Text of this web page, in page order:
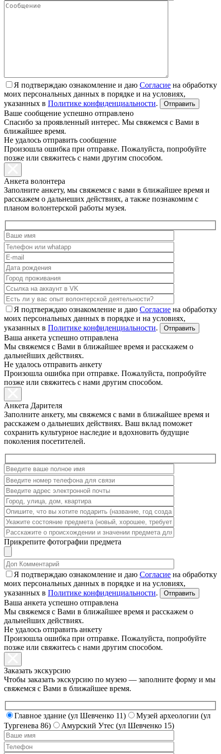
Я подтверждаю ознакомление и даю Согласие на обработку
моих персональных данных в порядке и на условиях,
указанных в Политике конфиденциальности.
Ваше сообщение успешно отправлено
Спасибо за проявленный интерес. Мы свяжемся с Вами в
ближайшее время.
Не удалось отправить сообщение
Произошла ошибка при отправке. Пожалуйста, попробуйте
позже или свяжитесь с нами другим способом.
Анкета волонтера
Заполните анкету, мы свяжемся с вами в ближайшее время и
расскажем о дальнеших действиях, а также познакомим с
планом волонтерской работы музея.
Я подтверждаю ознакомление и даю Согласие на обработку
моих персональных данных в порядке и на условиях,
указанных в Политике конфиденциальности.
Ваша анкета успешно отправлена
Мы свяжемся с Вами в ближайшее время и расскажем о
дальнейших действиях.
Не удалось отправить анкету
Произошла ошибка при отправке. Пожалуйста, попробуйте
позже или свяжитесь с нами другим способом.
Анкета Дарителя
Заполните анкету, мы свяжемся с вами в ближайшее время и
расскажем о дальнеших действиях. Ваш вклад поможет
сохранить культурное наследие и вдохновить будущие
поколения посетителей.
Прикрепите фотографии предмета
Я подтверждаю ознакомление и даю Согласие на обработку
моих персональных данных в порядке и на условиях,
указанных в Политике конфиденциальности.
Ваша анкета успешно отправлена
Мы свяжемся с Вами в ближайшее время и расскажем о
дальнейших действиях.
Не удалось отправить анкету
Произошла ошибка при отправке. Пожалуйста, попробуйте
позже или свяжитесь с нами другим способом.
Заказать экскурсию
Чтобы заказать экскурсию по музею — заполните форму и мы
свяжемся с Вами в ближайшее время.
Главное здание (ул Шевченко 11)
Музей археологии (ул
Тургенева 86)
Амурский Утес (ул Шевченко 15)